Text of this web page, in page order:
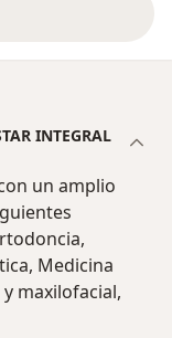
INTEGRAL
con un amplio
Medicina
maxilofacial,